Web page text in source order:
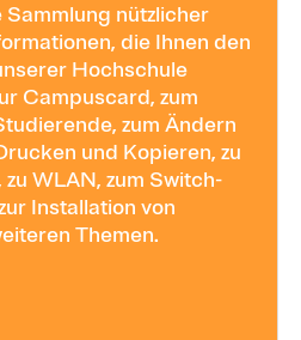
nützlicher
die Ihnen den
Hochschule
Campuscard, zum
zum Ändern
und Kopieren, zu
WLAN, zum Switch-
Installation von
Themen.